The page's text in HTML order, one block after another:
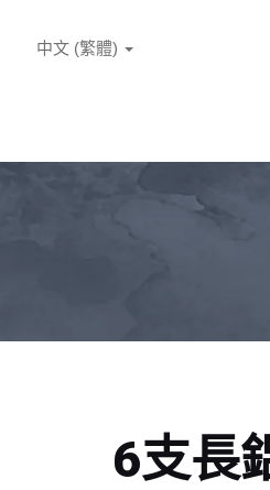
中文 (繁體)
6支長